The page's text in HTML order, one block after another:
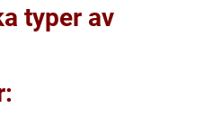
typer av